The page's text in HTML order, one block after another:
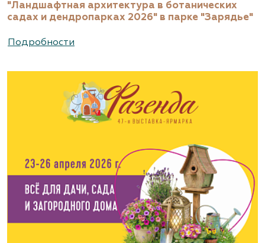
"Ландшафтная архитектура в ботанических
садах и дендропарках 2026" в парке "Зарядье"
Подробности